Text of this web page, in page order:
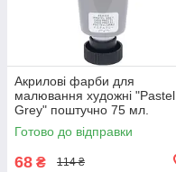
Акрилові фарби для
малювання художні "Pastel
Grey" поштучно 75 мл.
Готово до відправки
68 ₴ 114 ₴